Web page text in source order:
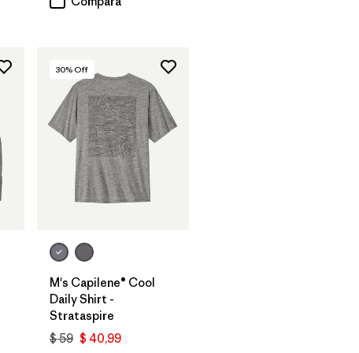
30% Off
M's Capilene® Cool
Daily Shirt -
Strataspire
$ 59 $ 40,99